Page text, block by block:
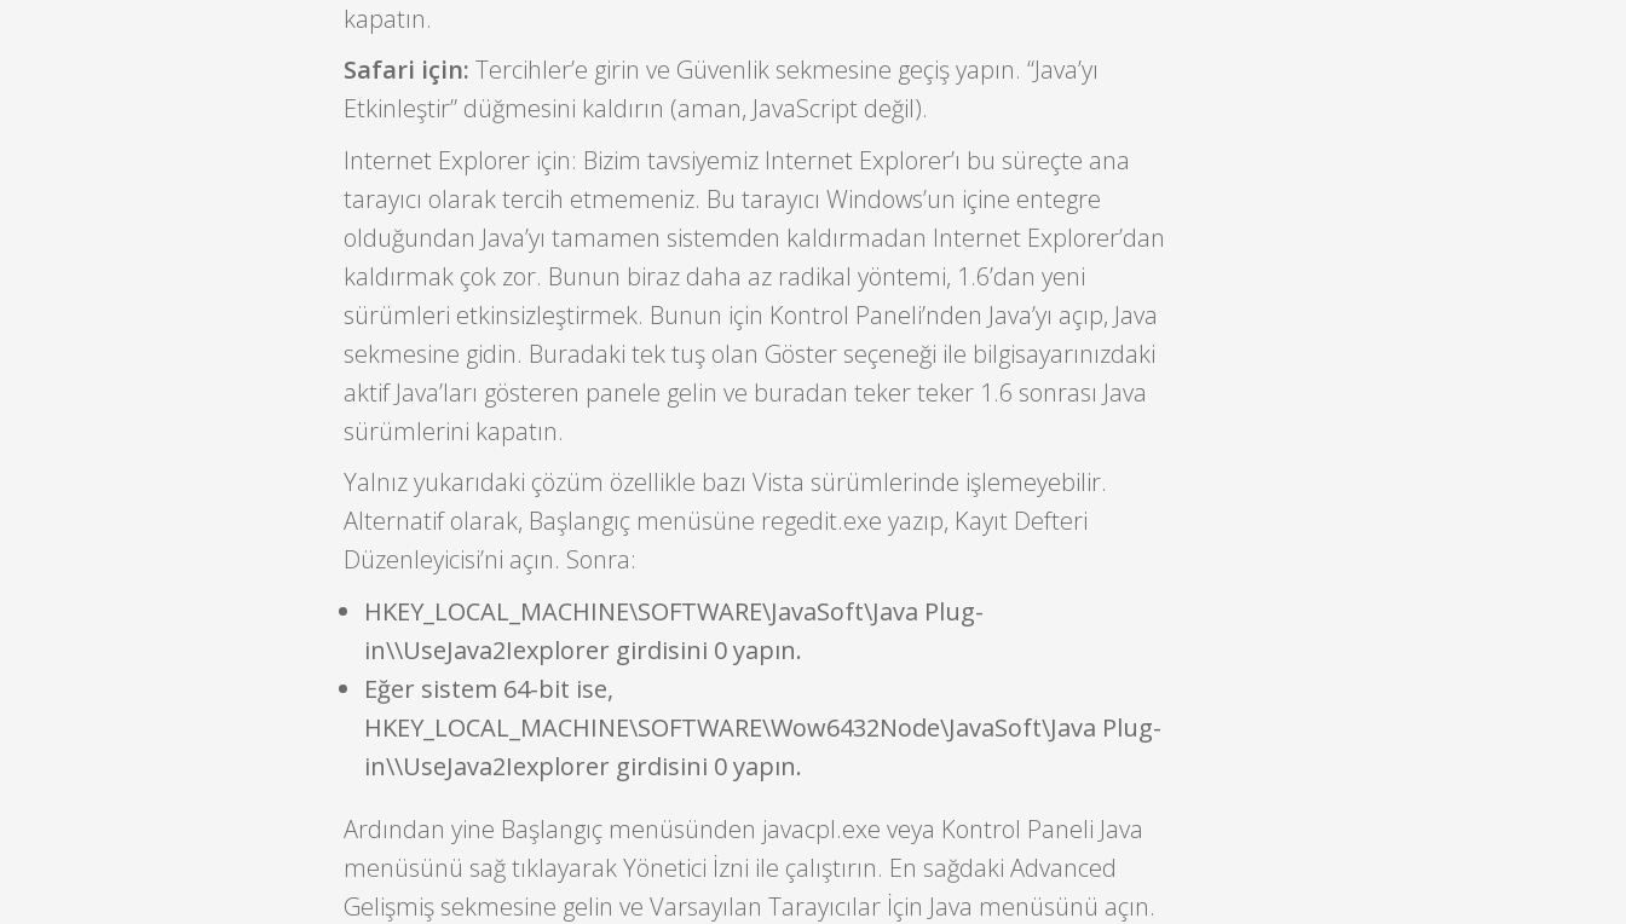
kapatın.
Safari için: Tercihler’e girin ve Güvenlik sekmesine geçiş yapın. “Java’yı
Etkinleştir” düğmesini kaldırın (aman, JavaScript değil).
Internet Explorer için: Bizim tavsiyemiz Internet Explorer’ı bu süreçte ana
tarayıcı olarak tercih etmemeniz. Bu tarayıcı Windows’un içine entegre
olduğundan Java’yı tamamen sistemden kaldırmadan Internet Explorer’dan
kaldırmak çok zor. Bunun biraz daha az radikal yöntemi, 1.6’dan yeni
sürümleri etkinsizleştirmek. Bunun için Kontrol Paneli’nden Java’yı açıp, Java
sekmesine gidin. Buradaki tek tuş olan Göster seçeneği ile bilgisayarınızdaki
aktif Java’ları gösteren panele gelin ve buradan teker teker 1.6 sonrası Java
sürümlerini kapatın.
Yalnız yukarıdaki çözüm özellikle bazı Vista sürümlerinde işlemeyebilir.
Alternatif olarak, Başlangıç menüsüne regedit.exe yazıp, Kayıt Defteri
Düzenleyicisi’ni açın. Sonra:
HKEY_LOCAL_MACHINE\SOFTWARE\JavaSoft\Java Plug-
in\\UseJava2Iexplorer girdisini 0 yapın.
Eğer sistem 64-bit ise,
HKEY_LOCAL_MACHINE\SOFTWARE\Wow6432Node\JavaSoft\Java Plug-
in\\UseJava2Iexplorer girdisini 0 yapın.
Ardından yine Başlangıç menüsünden javacpl.exe veya Kontrol Paneli Java
menüsünü sağ tıklayarak Yönetici İzni ile çalıştırın. En sağdaki Advanced
Gelişmiş sekmesine gelin ve Varsayılan Tarayıcılar İçin Java menüsünü açın.